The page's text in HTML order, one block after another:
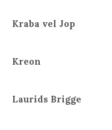
Kraba vel Jop
Kreon
Laurids Brigge